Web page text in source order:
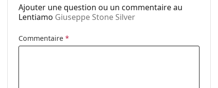
ajustables:
Oui
ressort:
Ajouter une question ou un commentaire au
Lentiamo Giuseppe Stone Silver
Commentaire *